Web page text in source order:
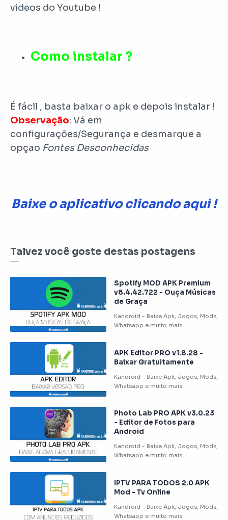
videos do Youtube !
Como instalar ?
É fácil , basta baixar o apk e depois instalar !
Observação: Vá em
configurações/Segurança e desmarque a
opçao Fontes Desconhecidas
Baixe o aplicativo clicando aqui !
Talvez você goste destas postagens
Spotify MOD APK Premium
v8.4.42.722 - Ouça Músicas
de Graça
APK Editor PRO v1.8.28 -
Baixar Gratuitamente
Photo Lab PRO APK v3.0.23
- Editor de Fotos para
Android
IPTV PARA TODOS 2.0 APK
Mod - Tv Online